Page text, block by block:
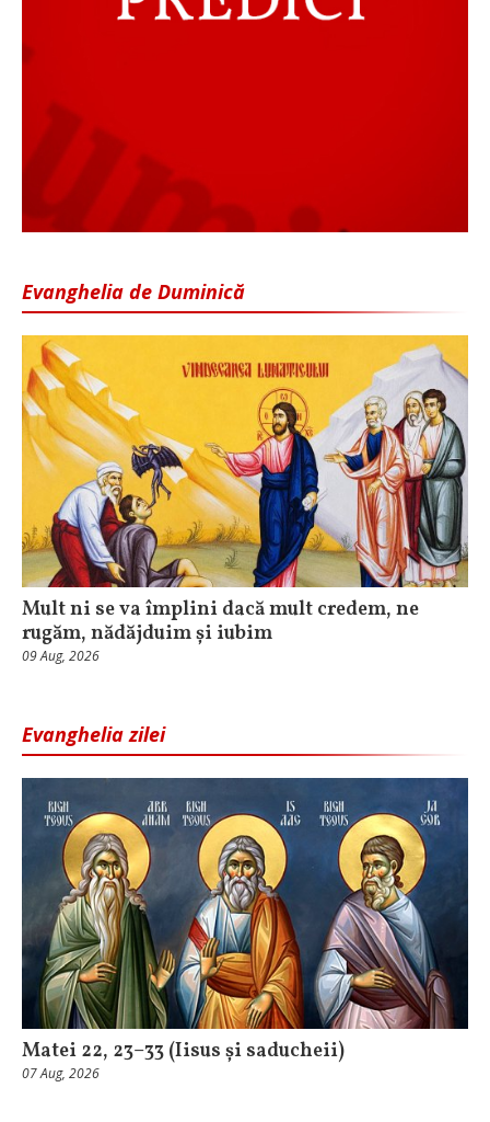
Evanghelia de Duminică
Mult ni se va împlini dacă mult credem, ne
rugăm, nădăjduim și iubim
09 Aug, 2026
Evanghelia zilei
Matei 22, 23–33 (Iisus și saducheii)
07 Aug, 2026